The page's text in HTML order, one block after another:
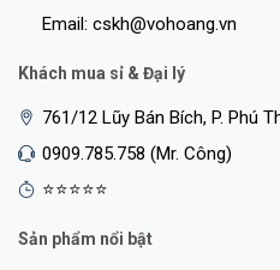
Email: cskh@vohoang.vn
Khách mua sỉ & Đại lý
761/12 Lũy Bán Bích, P. Phú
0909.785.758 (Mr. Công)
⭐⭐⭐⭐⭐
Sản phẩm nổi bật